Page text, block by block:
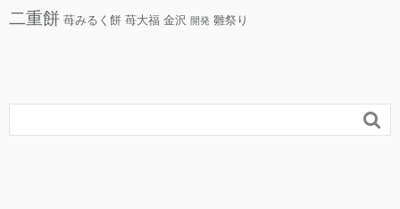
二重餅 苺みるく餅 苺大福 金沢 開発 雛祭り
